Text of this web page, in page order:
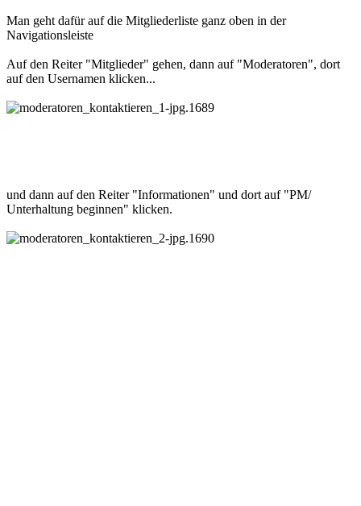
Man geht dafür auf die Mitgliederliste ganz oben in der
Navigationsleiste
Auf den Reiter "Mitglieder" gehen, dann auf "Moderatoren", dort
auf den Usernamen klicken...
und dann auf den Reiter "Informationen" und dort auf "PM/
Unterhaltung beginnen" klicken.